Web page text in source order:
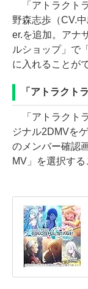
「アトラクト
野森志歩（CV.
er.を追加。アナ
ルショップ」で
に入れることが
「アトラクト
「アトラクト
ジナル2DMVを
のメンバー確認
MV」を選択する